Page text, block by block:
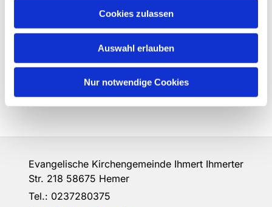
Cookies zulassen
Auswahl erlauben
Nur notwendige Cookies
Evangelische Kirchengemeinde Ihmert Ihmerter
Str. 218 58675 Hemer
Tel.: 0237280375